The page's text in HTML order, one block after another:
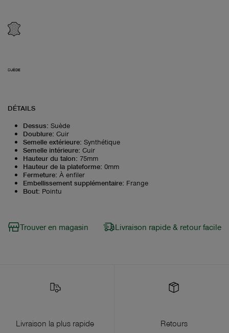
SUÈDE
DÉTAILS
Dessus: Suède
Doublure: Cuir
Semelle extérieure: Synthétique
Semelle intérieure: Cuir
Hauteur du talon: 75mm
Hauteur de la plateforme: 0mm
Fermeture: À enfiler
Embellissement supplémentaire: Frange
Bout: Pointu
Trouver en magasin Livraison rapide & retour facile
Livraison la plus rapide
Retours